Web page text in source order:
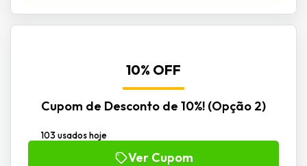
10% OFF
Cupom de Desconto de 10%! (Opção 2)
103 usados hoje
Ver Cupom